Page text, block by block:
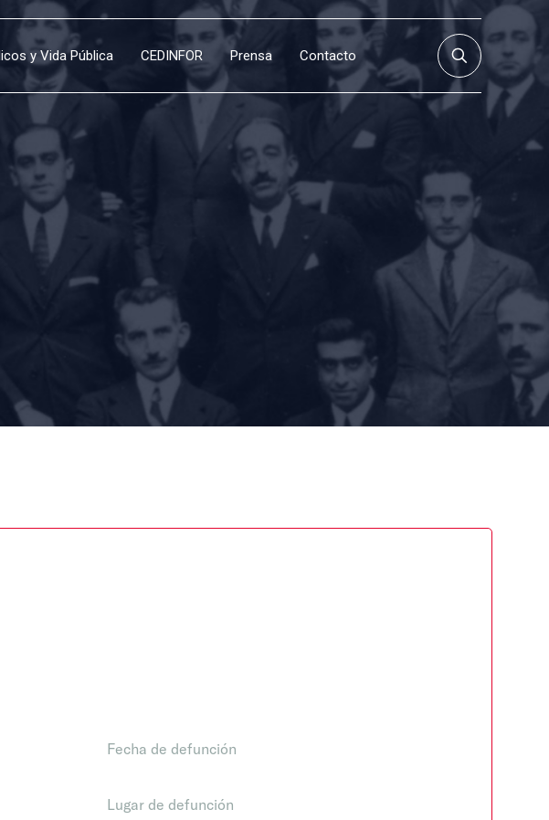
y Vida Pública CEDINFOR Prensa Contacto
Fecha de defunción
Lugar de defunción